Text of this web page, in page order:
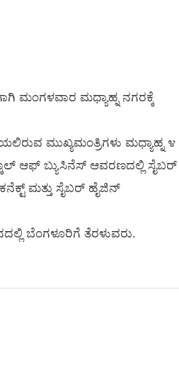
ಮಂಗಳವಾರ ಮಧ್ಯಾಹ್ನ ನಗರಕ್ಕೆ
ಮುಖ್ಯಮಂತ್ರಿಗಳು ಮಧ್ಯಾಹ್ನ ೪
ಆಫ್ ಬ್ಯುಸಿನೆಸ್ ಆವರಣದಲ್ಲಿ ಸೈಬರ್
ಮತ್ತು ಸೈಬರ್ ಹೈಜಿನ್
ಬೆಂಗಳೂರಿಗೆ ತೆರಳುವರು.